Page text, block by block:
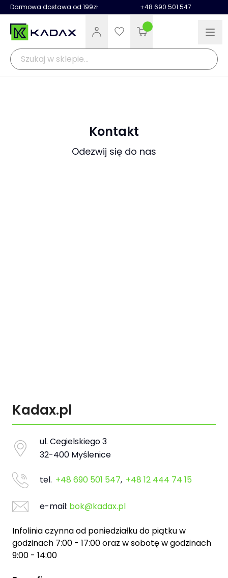
Darmowa dostawa od 199zł +48 690 501 547
Kontakt
Odezwij się do nas
Kadax.pl
ul. Cegielskiego 3
32-400 Myślenice
tel. +48 690 501 547, +48 12 444 74 15
e-mail: bok@kadax.pl
Infolinia czynna od poniedziałku do piątku w
godzinach 7:00 - 17:00 oraz w sobotę w godzinach
9:00 - 14:00